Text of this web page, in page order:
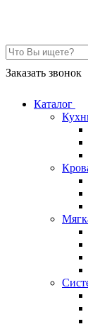
Заказать звонок
Каталог